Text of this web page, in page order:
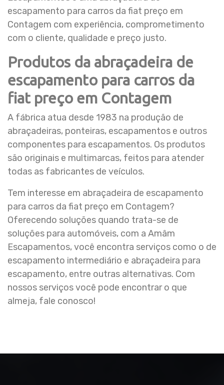
escapamento para carros da fiat preço em
Contagem com experiência, comprometimento
com o cliente, qualidade e preço justo.
Produtos da abraçadeira de
escapamento para carros da
fiat preço em Contagem
A fábrica atua desde 1983 na produção de
abraçadeiras, ponteiras, escapamentos e outros
componentes para escapamentos. Os produtos
são originais e multimarcas, feitos para atender
todas as fabricantes de veículos.
Tem interesse em abraçadeira de escapamento
para carros da fiat preço em Contagem?
Oferecendo soluções quando trata-se de
soluções para automóveis, com a Amâm
Escapamentos, você encontra serviços como o de
escapamento intermediário e abraçadeira para
escapamento, entre outras alternativas. Com
nossos serviços você pode encontrar o que
almeja, fale conosco!